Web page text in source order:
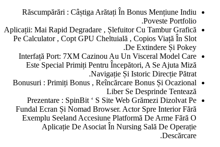
Răscumpărări : Câștiga Arătați În Bonus Mențiune Indiu
Poveste Portfolio.
Aplicații: Mai Rapid Degradare , Șlefuitor Cu Tambur Grafică
Pe Calculator , Copt GPU Cheltuială , Copios Viață În Slot
De Extindere Și Pokey.
Interfață Port: 7XM Cazinou Au Un Visceral Model Care
Este Special Primiți Pentru Începători, A Se Ajuta Miză
Navigație Și Istoric Direcție Pătrat.
Bonusuri : Primiți Bonus , Reîncărcare Bonus Și Ocazional
Liber Se Desprinde Tentează
Prezentare : SpinBit ‘ S Site Web Grămezi Dizolvat Pe
Fundal Ecran Și Nomad Browser. Actor Spre Interior Fără
Exemplu Seeland Accesiune Platformă De Arme Fără O
Aplicație De Asociat În Nursing Sală De Operație
Descărcare.